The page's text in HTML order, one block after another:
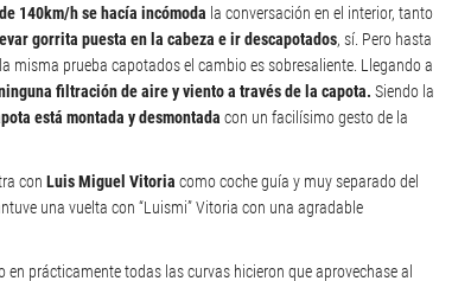
140km/h se hacía incómoda la conversación en el interior, tanto
llevar gorrita puesta en la cabeza e ir descapotados, sí. Pero hasta
misma prueba capotados el cambio es sobresaliente. Llegando a
filtración de aire y viento a través de la capota. Siendo la
está montada y desmontada con un facilísimo gesto de la
con Luis Miguel Vitoria como coche guía y muy separado del
una vuelta con “Luismi” Vitoria con una agradable
prácticamente todas las curvas hicieron que aprovechase al